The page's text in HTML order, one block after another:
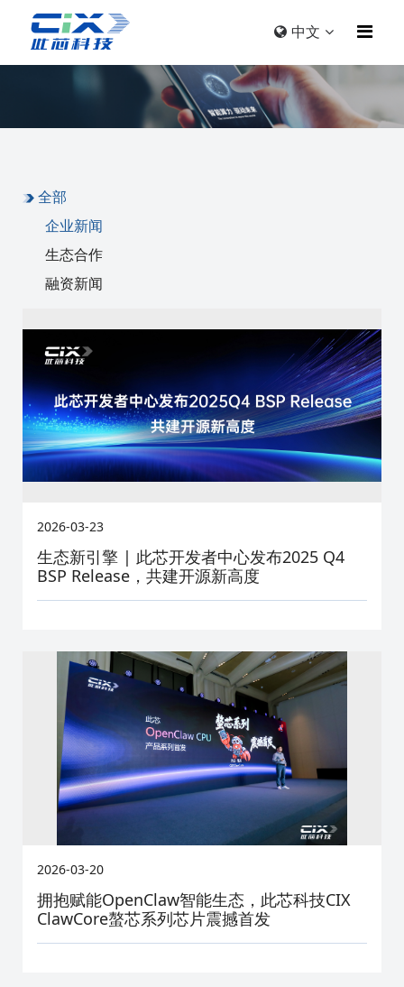
中文
全部
企业新闻
生态合作
融资新闻
2026-03-23
生态新引擎 | 此芯开发者中心发布2025 Q4
BSP Release，共建开源新高度
2026-03-20
拥抱赋能OpenClaw智能生态，此芯科技CIX
ClawCore螯芯系列芯片震撼首发